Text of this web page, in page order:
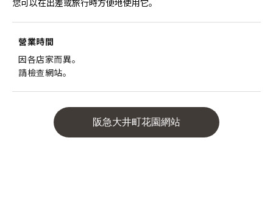
您可以在出差或旅行時方便地使用它。
營業時間
因各店家而異。
請檢查網站。
阪急大井町花園網站